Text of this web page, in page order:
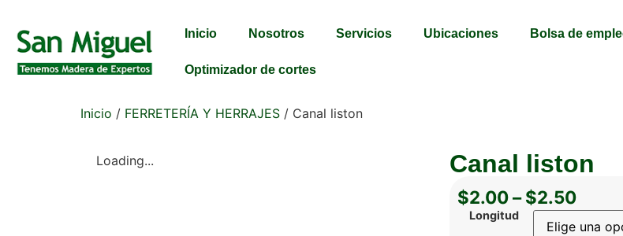
Inicio Nosotros Servicios Ubicaciones Bolsa de
Optimizador de cortes
Inicio / FERRETERÍA Y HERRAJES / Canal liston
Loading... Canal liston
$2.00–$2.50
Longitud